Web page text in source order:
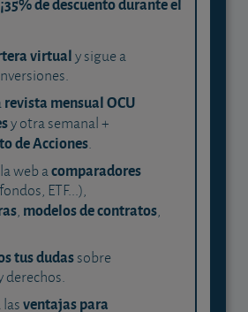
virtualy sigue a
revista mensual OCU
y otra semanal +
de Acciones.
web acomparadores
ETF...),
, modelos de contratos,
tus dudassobre
derechos.
lasventajas para